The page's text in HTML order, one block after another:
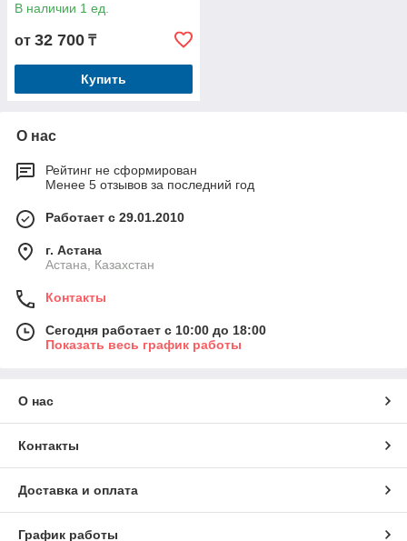
В наличии 1 ед.
от 32 700 ₸
Купить
О нас
Рейтинг не сформирован
Менее 5 отзывов за последний год
Работает с 29.01.2010
г. Астана
Астана, Казахстан
Контакты
Сегодня работает с 10:00 до 18:00
Показать весь график работы
О нас
Контакты
Доставка и оплата
График работы